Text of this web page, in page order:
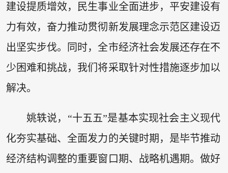
建设提质增效，民生事业全面进步，平安建设有
力有效，奋力推动贯彻新发展理念示范区建设迈
出坚实步伐。同时，全市经济社会发展还存在不
少困难和挑战，我们将采取针对性措施逐步加以
解决。
姚轶说，“十五五”是基本实现社会主义现代
化夯实基础、全面发力的关键时期，是毕节推动
经济结构调整的重要窗口期、战略机遇期。做好